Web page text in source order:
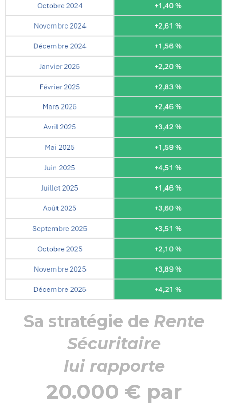
Sa stratégie de Rente
Sécuritaire
lui rapporte
20.000 € par